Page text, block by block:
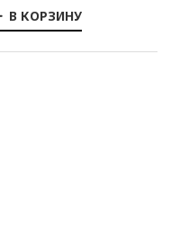
В КОРЗИНУ